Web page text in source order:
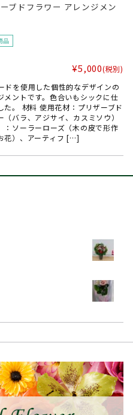
ブドフラワー アレンジメン
品
¥5,000(税別)
ドを使用した個性的なデザインの
メントです。色合いもシックに仕
た。 材料 使用花材：プリザーブド
（バラ、アジサイ、カスミソウ）
ソーラーローズ（木の皮で形作
花）、アーティフ […]